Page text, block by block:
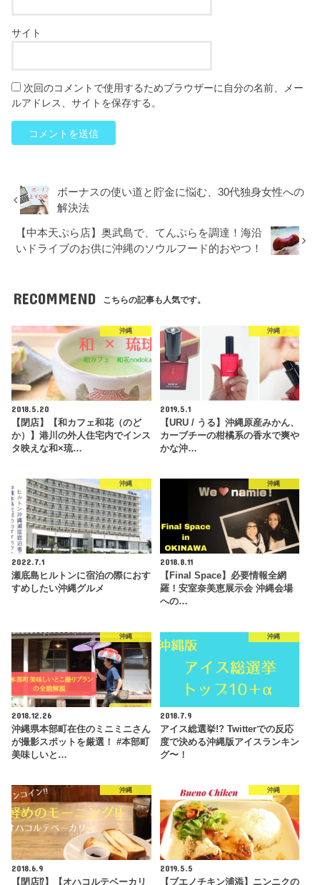
サイト
次回のコメントで使用するためブラウザーに自分の名前、メー
ルアドレス、サイトを保存する。
ボーナスの使い道と貯金に悩む、30代独身女性への
解決法
【中本天ぷら店】奥武島で、てんぷらを調達！海沿
いドライブのお供に沖縄のソウルフード的おやつ！
RECOMMEND こちらの記事も人気です。
沖縄
2018.5.20
【閉店】【和カフェ和花（のど
か）】港川の外人住宅内でインス
タ映えな和×琉…
沖縄
2019.5.1
【URU / うる】沖縄原産みかん、
カーブチーの柑橘系の香水で爽や
かな沖…
沖縄
2022.7.1
瀬底島ヒルトンに宿泊の際におす
すめしたい沖縄グルメ
沖縄
2018.8.11
【Final Space】必要情報全網
羅！安室奈美恵展示会 沖縄会場
への…
沖縄
2018.12.26
沖縄県本部町在住のミニミニさん
が撮影スポットを厳選！ #本部町
美味しいと…
沖縄
2018.7.9
アイス総選挙!? Twitterでの反応
度で決める沖縄版アイスランキン
グ〜！
沖縄
2018.6.9
【閉店⁉︎】【オハコルテベーカリ
沖縄
2019.5.5
【ブエノチキン浦添】ニンニクの